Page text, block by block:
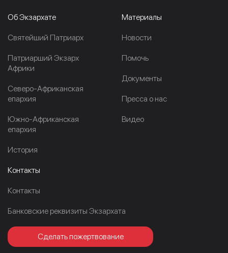
Об Экзархате
Cвятейший Патриарх
Патриарший Экзарх
Африки
Северо-Африканская
епархия
Южно-Африканская
епархия
История
Материалы
Новости
Помочь
Документы
Пресса о нас
Видео
Контакты
Контакты
Банковские реквизиты Экзархата
Сделать пожертвование